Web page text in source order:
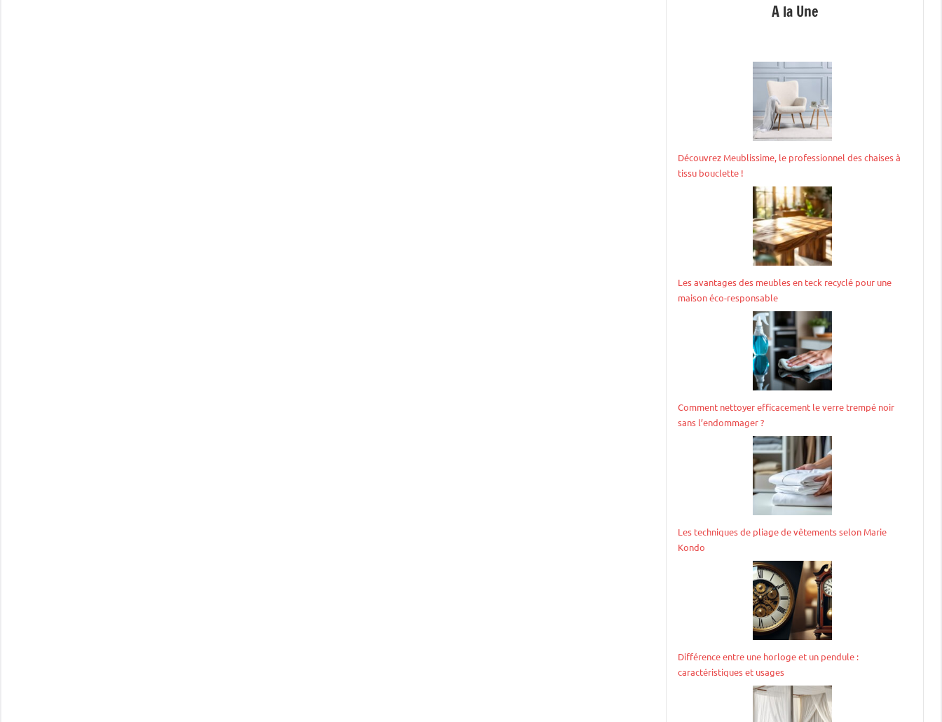
A la Une
Découvrez Meublissime, le professionnel des chaises à
tissu bouclette !
Les avantages des meubles en teck recyclé pour une
maison éco-responsable
Comment nettoyer efficacement le verre trempé noir
sans l’endommager ?
Les techniques de pliage de vêtements selon Marie
Kondo
Différence entre une horloge et un pendule :
caractéristiques et usages